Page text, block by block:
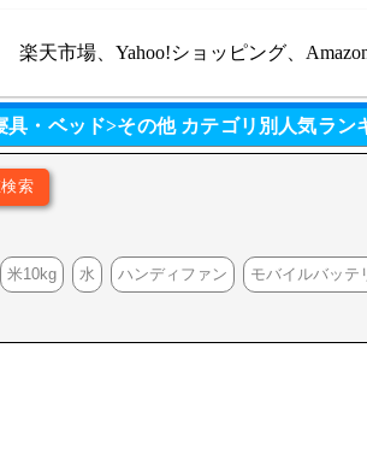
楽天市場、Yahoo!ショッピング、
・ベッド>その他 カテゴリ別人気ラン
米10kg 水 ハンディファン モバイルバッテ